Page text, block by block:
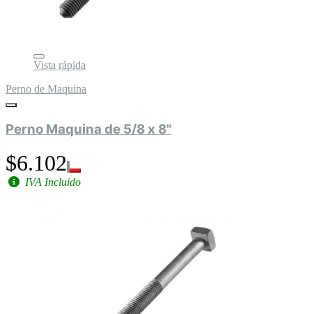
Vista rápida
Perno de Maquina
Perno Maquina de 5/8 x 8"
$6.102
IVA Incluido